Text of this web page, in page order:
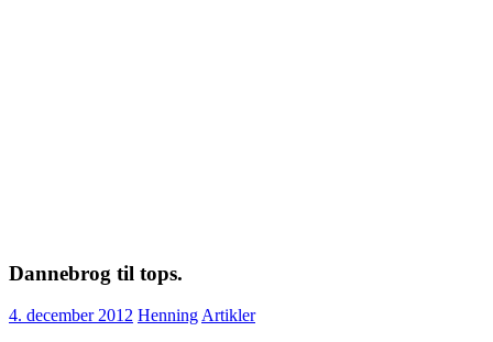
Dannebrog til tops.
4. december 2012 HenningArtikler